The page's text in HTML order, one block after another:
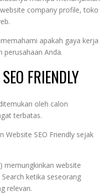
company profile, toko
apakah gaya kerja
perusahaan Anda.
FRIENDLY
oleh calon
terbatas.
Website SEO Friendly sejak
memungkinkan website
ketika seseorang
relevan.